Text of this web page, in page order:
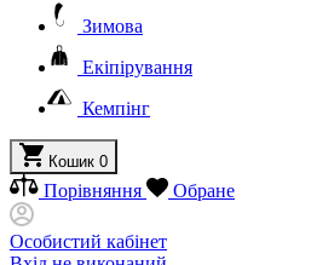
Зимова
Екіпірування
Кемпінг
Кошик 0
Порівняння Обране
Особистий кабінет